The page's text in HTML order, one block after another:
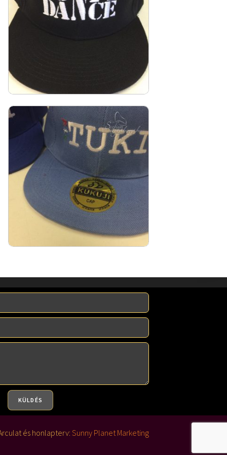
KÜLDÉS
és honlapterv:Sunny Planet Marketing